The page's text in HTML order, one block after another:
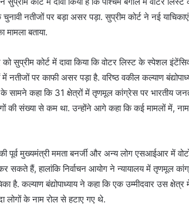
नतीजों पर बड़ा असर पड़ा. सुप्रीम कोर्ट ने नई
मामला बताया.
सुप्रीम कोर्ट में दावा किया कि वोटर लिस्ट के स्पेशल
नतीजों पर काफी असर पड़ा है. वरिष्ठ वकील कल्याण
सामने कहा कि 31 क्षेत्रों में तृणमूल कांग्रेस पर भारतीय
की संख्या से कम था. उन्होंने आगे कहा कि कई मामलों में,
पूर्व मुख्यमंत्री ममता बनर्जी और अन्य लोग एसआईआर में
सकते हैं, हालांकि निर्वाचन आयोग ने न्यायालय में तृणमूल
है. कल्याण बंद्योपाध्याय ने कहा कि एक उम्मीदवार उस
के नाम रोल से हटाए गए थे.
गर्मियों में डाइट में शामिल करें ये 7
सब्जियां
की
पानी
पर
लगी